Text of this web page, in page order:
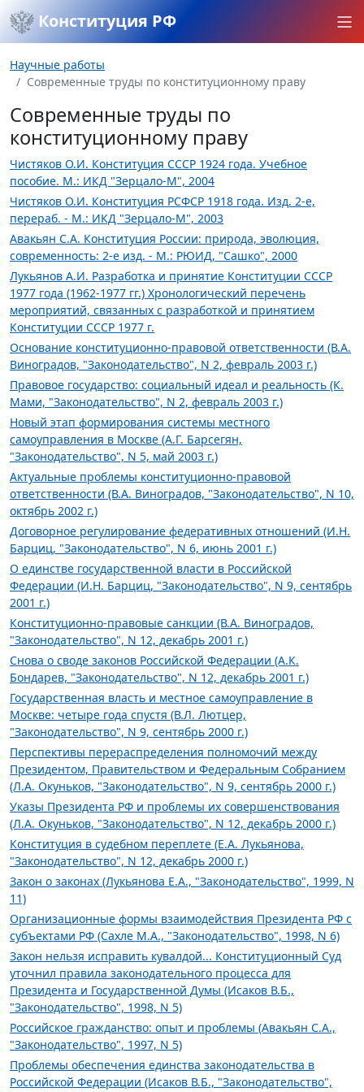
Конституция РФ
Научные работы
Современные труды по конституционному праву
Современные труды по
конституционному праву
Чистяков О.И. Конституция СССР 1924 года. Учебное
пособие. М.: ИКД "Зерцало-М", 2004
Чистяков О.И. Конституция РСФСР 1918 года. Изд. 2-е,
перераб. - М.: ИКД "Зерцало-М", 2003
Авакьян С.А. Конституция России: природа, эволюция,
современность: 2-е изд. - М.: РЮИД, "Сашко", 2000
Лукьянов А.И. Разработка и принятие Конституции СССР
1977 года (1962-1977 гг.) Хронологический перечень
мероприятий, связанных с разработкой и принятием
Конституции СССР 1977 г.
Основание конституционно-правовой ответственности (В.А.
Виноградов, "Законодательство", N 2, февраль 2003 г.)
Правовое государство: социальный идеал и реальность (К.
Мами, "Законодательство", N 2, февраль 2003 г.)
Новый этап формирования системы местного
самоуправления в Москве (А.Г. Барсегян,
"Законодательство", N 5, май 2003 г.)
Актуальные проблемы конституционно-правовой
ответственности (В.А. Виноградов, "Законодательство", N 10,
октябрь 2002 г.)
Договорное регулирование федеративных отношений (И.Н.
Барциц, "Законодательство", N 6, июнь 2001 г.)
О единстве государственной власти в Российской
Федерации (И.Н. Барциц, "Законодательство", N 9, сентябрь
2001 г.)
Конституционно-правовые санкции (В.А. Виноградов,
"Законодательство", N 12, декабрь 2001 г.)
Снова о своде законов Российской Федерации (А.К.
Бондарев, "Законодательство", N 12, декабрь 2001 г.)
Государственная власть и местное самоуправление в
Москве: четыре года спустя (В.Л. Лютцер,
"Законодательство", N 9, сентябрь 2000 г.)
Перспективы перераспределения полномочий между
Президентом, Правительством и Федеральным Собранием
(Л.А. Окуньков, "Законодательство", N 9, сентябрь 2000 г.)
Указы Президента РФ и проблемы их совершенствования
(Л.А. Окуньков, "Законодательство", N 12, декабрь 2000 г.)
Конституция в судебном переплете (Е.А. Лукьянова,
"Законодательство", N 12, декабрь 2000 г.)
Закон о законах (Лукьянова Е.А., "Законодательство", 1999, N
11)
Организационные формы взаимодействия Президента РФ с
субъектами РФ (Сахле М.А., "Законодательство", 1998, N 6)
Закон нельзя исправить кувалдой... Конституционный Суд
уточнил правила законодательного процесса для
Президента и Государственной Думы (Исаков В.Б.,
"Законодательство", 1998, N 5)
Российское гражданство: опыт и проблемы (Авакьян С.А.,
"Законодательство", 1997, N 5)
Проблемы обеспечения единства законодательства в
Российской Федерации (Исаков В.Б., "Законодательство",